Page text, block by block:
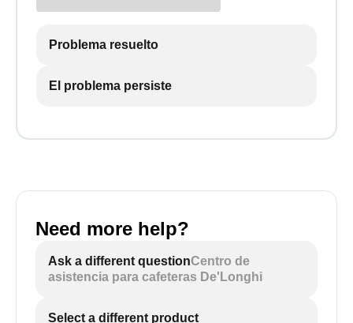
Problema resuelto
El problema persiste
Need more help?
Ask a different questionCentro de
asistencia para cafeteras De'Longhi
Select a different product